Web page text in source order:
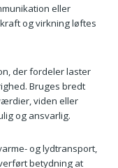
eller
og virkning løftes
der fordeler laster
Bruges bredt
viden eller
og ansvarlig.
og lydtransport,
betydning at